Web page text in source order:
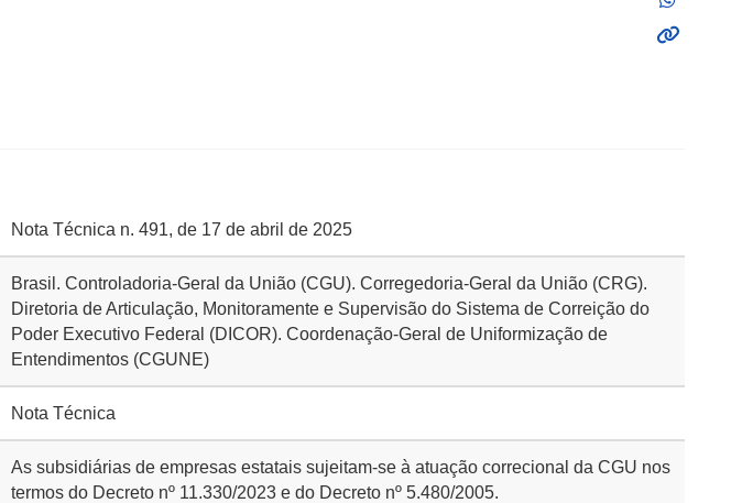
Nota Técnica n. 491, de 17 de abril de 2025
Brasil. Controladoria-Geral da União (CGU). Corregedoria-Geral da União (CRG).
Diretoria de Articulação, Monitoramente e Supervisão do Sistema de Correição do
Poder Executivo Federal (DICOR). Coordenação-Geral de Uniformização de
Entendimentos (CGUNE)
Nota Técnica
As subsidiárias de empresas estatais sujeitam-se à atuação correcional da CGU nos
termos do Decreto nº 11.330/2023 e do Decreto nº 5.480/2005.